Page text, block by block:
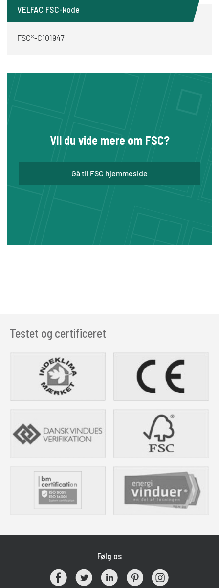
VELFAC FSC-kode
FSC®-C101947
VIl du vide mere om FSC?
Gå til FSC hjemmeside
Testet og certificeret
Følg os